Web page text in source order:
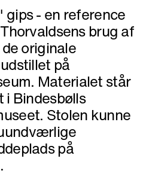
- en reference
brug af
originale
på
Materialet står
i Bindesbølls
Stolen kunne
på